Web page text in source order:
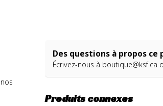
Des questions à propos ce
Écrivez-nous à boutique@ksf.ca
Produits connexes